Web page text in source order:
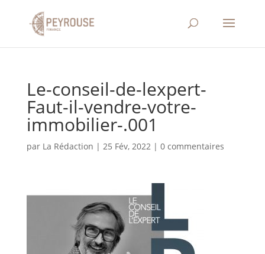
Le-conseil-de-lexpert-
Faut-il-vendre-votre-
immobilier-.001
par La Rédaction | 25 Fév, 2022| 0 commentaires